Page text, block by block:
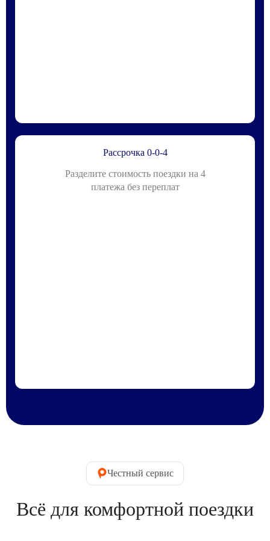
Рассрочка 0-0-4
Разделите стоимость поездки на 4
платежа без переплат
Честный сервис
Всё для комфортной поездки